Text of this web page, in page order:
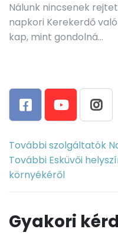
Nálunk nincsenek
napkori Kerekerdő
kap, mint gondolná...
További szolgáltatók
További Esküvői
környékéről
Gyakori